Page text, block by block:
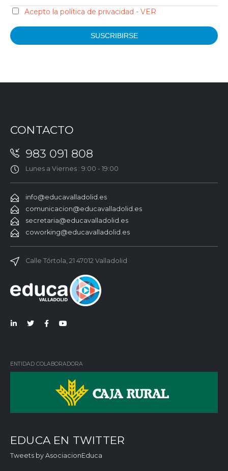
Acepto la política de privacidad - VER
CONTACTO
983 091 808
Lunes a Viernes : 9:00 - 19:00
info@educavalladolid.es
comunicacion@educavalladolid.es
secretaria@educavalladolid.es
coworking@educavalladolid.es
Calle Tórtola, 21 47012 Valladolid
ENTIDAD COLABORADORA
EDUCA EN TWITTER
Tweets by AsociacionEduca